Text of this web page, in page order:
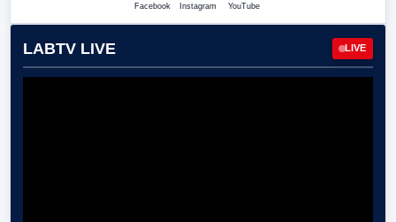
Facebook Instagram YouTube
LABTV LIVE LIVE